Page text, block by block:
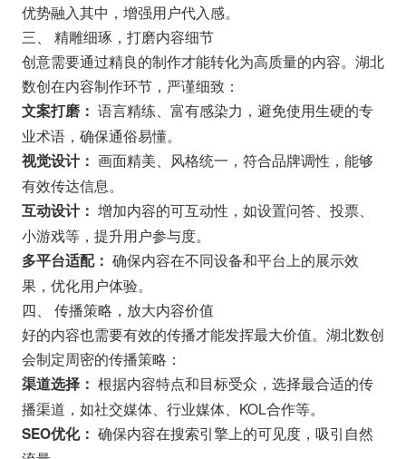
优势融入其中，增强用户代入感。
三、 精雕细琢，打磨内容细节
创意需要通过精良的制作才能转化为高质量的内容。湖北
数创在内容制作环节，严谨细致：
文案打磨： 语言精练、富有感染力，避免使用生硬的专
业术语，确保通俗易懂。
视觉设计： 画面精美、风格统一，符合品牌调性，能够
有效传达信息。
互动设计： 增加内容的可互动性，如设置问答、投票、
小游戏等，提升用户参与度。
多平台适配： 确保内容在不同设备和平台上的展示效
果，优化用户体验。
四、 传播策略，放大内容价值
好的内容也需要有效的传播才能发挥最大价值。湖北数创
会制定周密的传播策略：
渠道选择： 根据内容特点和目标受众，选择最合适的传
播渠道，如社交媒体、行业媒体、KOL合作等。
SEO优化： 确保内容在搜索引擎上的可见度，吸引自然